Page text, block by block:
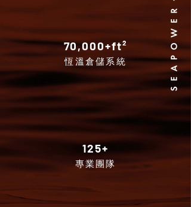
70,000+ft²
恆溫倉儲系統
125+
專業團隊